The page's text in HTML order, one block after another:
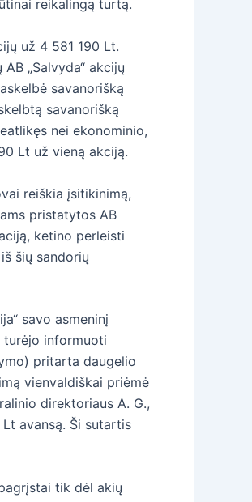
reikalingą turtą.
už 4 581 190 Lt.
„Salvyda“ akcijų
savanorišką
savanorišką
nei ekonominio,
Lt už vieną akciją.
reiškia įsitikinimą,
pristatytos AB
ketino perleisti
šių sandorių
savo asmeninį
turėjo informuoti
pritarta daugelio
vienvaldiškai priėmė
direktoriaus A. G.,
avansą. Ši sutartis
tik dėl akių